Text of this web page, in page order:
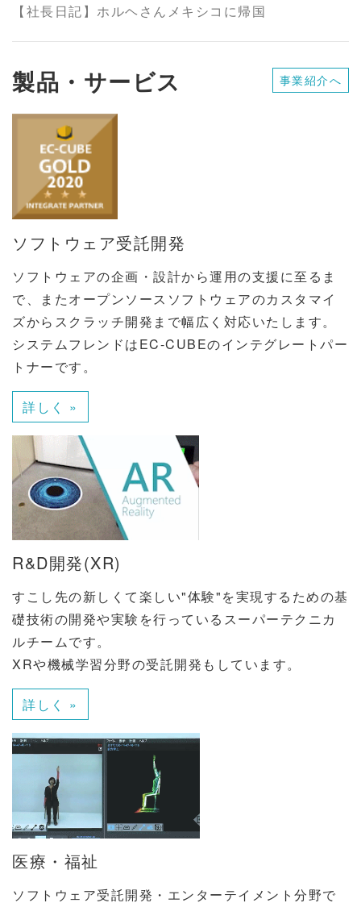
【社長日記】ホルヘさんメキシコに帰国
製品・サービス 事業紹介へ
ソフトウェア受託開発
ソフトウェアの企画・設計から運用の支援に至るま
で、またオープンソースソフトウェアのカスタマイ
ズからスクラッチ開発まで幅広く対応いたします。
システムフレンドはEC-CUBEのインテグレートパー
トナーです。
詳しく »
R&D開発(XR)
すこし先の新しくて楽しい"体験"を実現するための基
礎技術の開発や実験を行っているスーパーテクニカ
ルチームです。
XRや機械学習分野の受託開発もしています。
詳しく »
医療・福祉
ソフトウェア受託開発・エンターテイメント分野で